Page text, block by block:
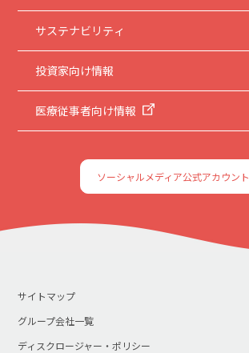
サステナビリティ
投資家向け情報
医療従事者向け情報
ソーシャルメディア公式アカウント
サイトマップ
グループ会社一覧
ディスクロージャー・ポリシー